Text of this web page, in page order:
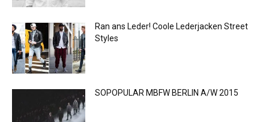
Ran ans Leder! Coole Lederjacken Street
Styles
SOPOPULAR MBFW BERLIN A/W 2015